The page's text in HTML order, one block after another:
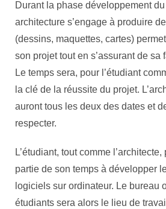
Durant la phase développement
architecture s’engage à produire
(dessins, maquettes, cartes)
son projet tout en s’assurant de
Le temps sera, pour l’étudiant
la clé de la réussite du projet.
auront tous les deux des dates et
respecter.
L’étudiant, tout comme
partie de son temps à développer
logiciels sur ordinateur. Le bureau
étudiants sera alors le lieu de